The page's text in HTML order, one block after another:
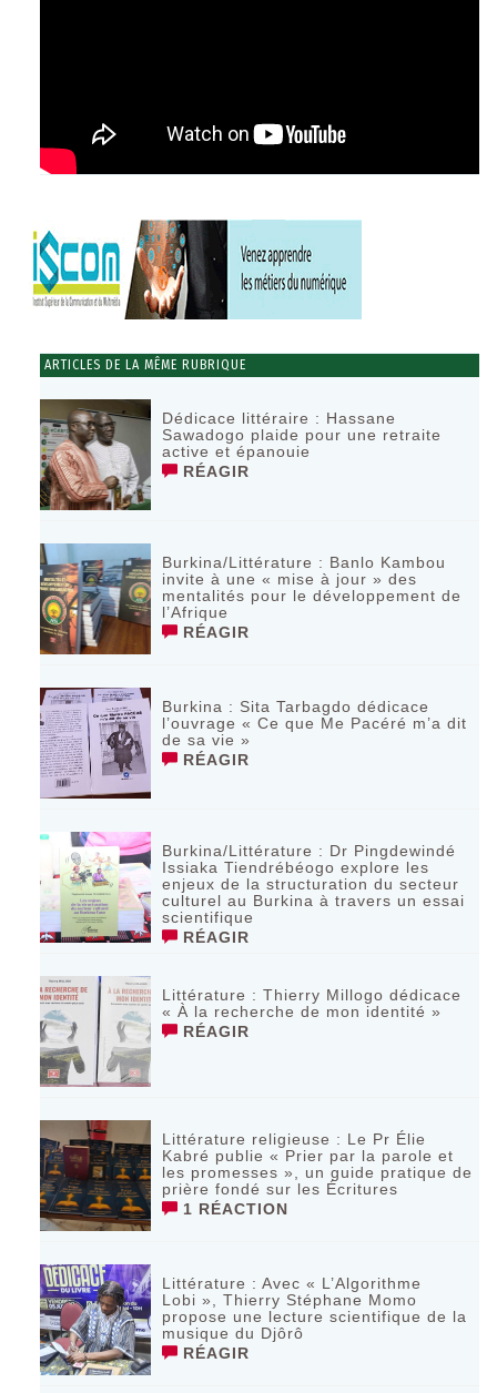
ARTICLES DE LA MÊME RUBRIQUE
Dédicace littéraire : Hassane
Sawadogo plaide pour une retraite
active et épanouie
RÉAGIR
Burkina/Littérature : Banlo Kambou
invite à une « mise à jour » des
mentalités pour le développement de
l’Afrique
RÉAGIR
Burkina : Sita Tarbagdo dédicace
l’ouvrage « Ce que Me Pacéré m’a dit
de sa vie »
RÉAGIR
Burkina/Littérature : Dr Pingdewindé
Issiaka Tiendrébéogo explore les
enjeux de la structuration du secteur
culturel au Burkina à travers un essai
scientifique
RÉAGIR
Littérature : Thierry Millogo dédicace
« À la recherche de mon identité »
RÉAGIR
Littérature religieuse : Le Pr Élie
Kabré publie « Prier par la parole et
les promesses », un guide pratique de
prière fondé sur les Écritures
1 RÉACTION
Littérature : Avec « L’Algorithme
Lobi », Thierry Stéphane Momo
propose une lecture scientifique de la
musique du Djôrô
RÉAGIR